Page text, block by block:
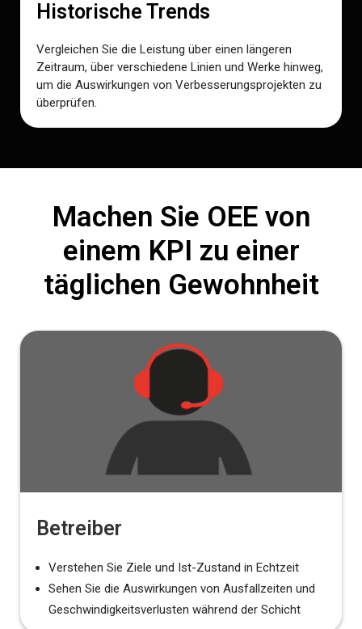
Historische Trends
Vergleichen Sie die Leistung über einen längeren
Zeitraum, über verschiedene Linien und Werke hinweg,
um die Auswirkungen von Verbesserungsprojekten zu
überprüfen.
Machen Sie OEE von
einem KPI zu einer
täglichen Gewohnheit
Betreiber
Verstehen Sie Ziele und Ist-Zustand in Echtzeit
Sehen Sie die Auswirkungen von Ausfallzeiten und
Geschwindigkeitsverlusten während der Schicht